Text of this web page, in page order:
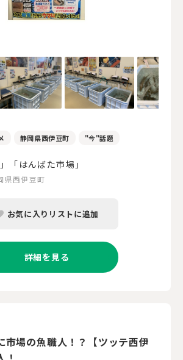
静岡県西伊豆町 "今"話題
「はんばた市場」
県西伊豆町
お気に入りリストに追加
詳細を見る
市場の魚職人！？【ツッテ西伊